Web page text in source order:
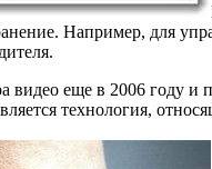
Например, для
видео еще в 2006 году и
технология,